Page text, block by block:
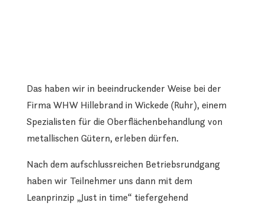
Das haben wir in beeindruckender Weise bei der
Firma WHW Hillebrand in Wickede (Ruhr), einem
Spezialisten für die Oberflächenbehandlung von
metallischen Gütern, erleben dürfen.
Nach dem aufschlussreichen Betriebsrundgang
haben wir Teilnehmer uns dann mit dem
Leanprinzip „Just in time“ tiefergehend